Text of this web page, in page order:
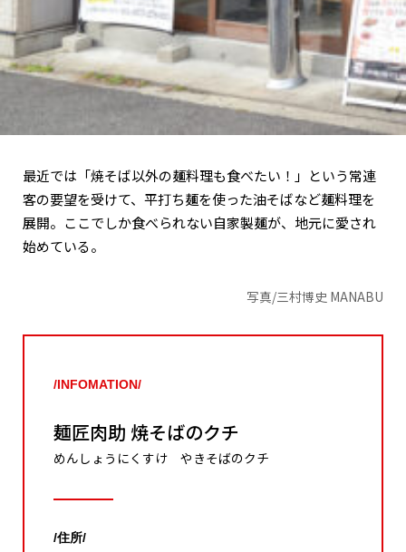
最近では「焼そば以外の麺料理も食べたい！」という常連
客の要望を受けて、平打ち麺を使った油そばなど麺料理を
展開。ここでしか食べられない自家製麺が、地元に愛され
始めている。
写真/三村博史 MANABU
/INFOMATION/
麺匠肉助 焼そばのクチ
めんしょうにくすけ やきそばのクチ
/住所/